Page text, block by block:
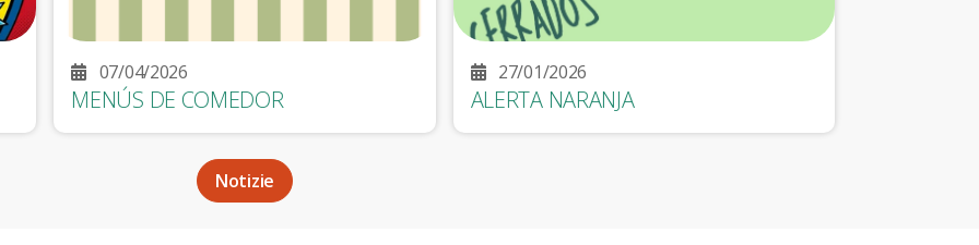
07/04/2026
MENÚS DE COMEDOR
27/01/2026
ALERTA NARANJA
Notizie